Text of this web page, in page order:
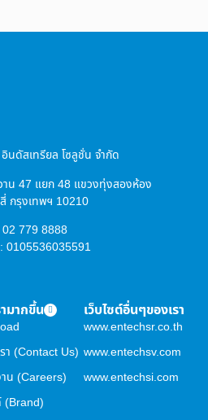
นดัสเทรียล โซลูชั่น จำกัด
น 47 แยก 48 แขวงทุ่งสองห้อง
กรุงเทพฯ 10210
02 779 8888
0105536035591
มากขึ้น
า (Contact Us)
น (Careers)
(Brand)
เว็บไซต์อื่นๆของเรา
www.entechsr.co.th
www.entechsv.com
www.entechsi.com